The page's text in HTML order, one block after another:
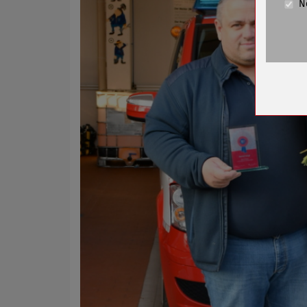
Cookie
Cookie